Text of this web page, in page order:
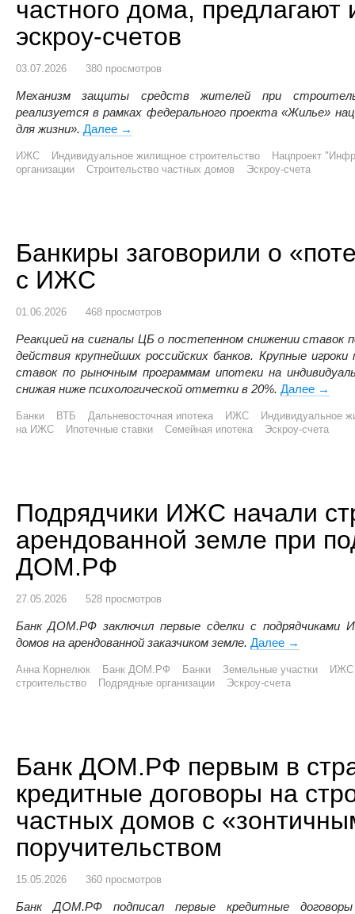
частного дома, предлагают
эскроу-счетов
03.07.2026 380 просмотров
Механизм защиты средств жителей при
реализуется в рамках федерального проекта «Жилье»
для жизни». Далее Для жителей, планирующих
→
ИЖС Индивидуальное жилищное строительство
Нацпроект
организации
Строительство частных домов Эскроу-счета
Банкиры заговорили о
с ИЖС
01.06.2026 468 просмотров
Реакцией на сигналы ЦБ о постепенном снижении ставок
действия крупнейших российских банков. Крупные
ставок по рыночным программам ипотеки на
снижая ниже психологической отметки в 20%. Далее →
Банки ВТБ Дальневосточная ипотека ИЖС
Индивидуальное
на ИЖС
Ипотечные ставки Семейная ипотека Эскроу-счета
Подрядчики ИЖС начали
арендованной земле при
ДОМ.РФ
27.05.2026 528 просмотров
Банк ДОМ.РФ заключил первые сделки с
домов на арендованной заказчиком земле. Далее →
Анна Корнелюк Банк ДОМ.РФ Банки Земельные участки
ИЖС
строительство
Подрядные организации Эскроу-счета
Банк ДОМ.РФ первым в
кредитные договоры на
частных домов с
поручительством
15.05.2026 360 просмотров
Банк ДОМ.РФ подписал первые кредитные